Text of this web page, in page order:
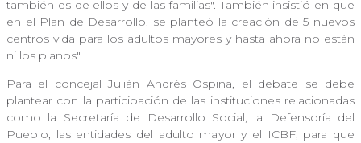
también es de ellos y de las familias". También insistió en que
en el Plan de Desarrollo, se planteó la creación de 5 nuevos
centros vida para los adultos mayores y hasta ahora no están
ni los planos".
Para el concejal Julián Andrés Ospina, el debate se debe
plantear con la participación de las instituciones relacionadas
como la Secretaría de Desarrollo Social, la Defensoría del
Pueblo, las entidades del adulto mayor y el ICBF, para que